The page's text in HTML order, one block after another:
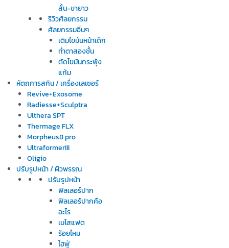
สั้น-ขายาว
รีวิวศัลยกรรม
ศัลยกรรมอื่นๆ
เติมไขมันหน้าเด็ก
ทำตาสองชั้น
ตัดไขมันกระพุ้ง
แก้ม
หัตถการสกิน / เครื่องเลเซอร์
Revive+Exosome
Radiesse+Sculptra
Ulthera SPT
Thermage FLX
Morpheus8 pro
UltraformerIII
Oligio
ปรับรูปหน้า / ผิวพรรณ
ปรับรูปหน้า
ฟิลเลอร์ปาก
ฟิลเลอร์ปากคือ
อะไร
เมโสแฟต
ร้อยไหม
ไฮฟู่